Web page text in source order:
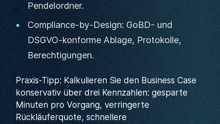
Pendelordner.
Compliance-by-Design: GoBD- und
DSGVO-konforme Ablage, Protokolle,
Berechtigungen.
Praxis-Tipp: Kalkulieren Sie den Business Case
konservativ über drei Kennzahlen: gesparte
Minuten pro Vorgang, verringerte
Rückläuferquote, schnellere